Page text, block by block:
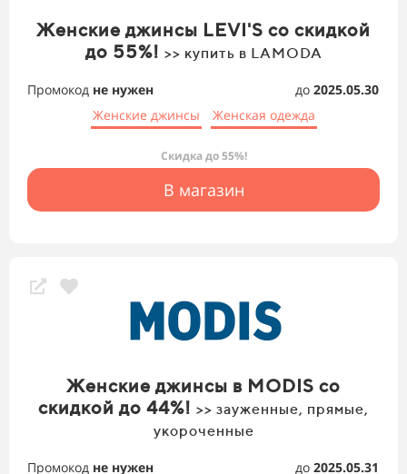
Женские джинсы LEVI'S со скидкой
до 55%! >> купить в LAMODA
Промокод не нужен до 2025.05.30
Женские джинсы
Женская одежда
Скидка до 55%!
В магазин
Женские джинсы в MODIS со
скидкой до 44%! >> зауженные, прямые,
укороченные
Промокод не нужен до 2025.05.31